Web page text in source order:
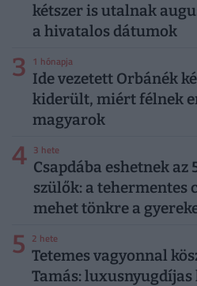
kétszer is utalnak
a hivatalos dátumok
3 1 hónapja
Ide vezetett Orbánék
kiderült, miért félnek
magyarok
4 3 hete
Csapdába eshetnek
szülők: a tehermentes
mehet tönkre a
5 2 hete
Tetemes vagyonnal
Tamás: